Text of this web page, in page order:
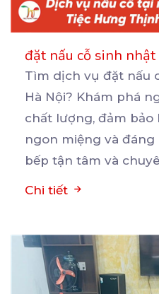
đặt nấu cỗ sinh
Tìm dịch vụ đặt nấu
Hà Nội? Khám phá
chất lượng, đảm bảo
ngon miệng và
bếp tận tâm và
Chi tiết